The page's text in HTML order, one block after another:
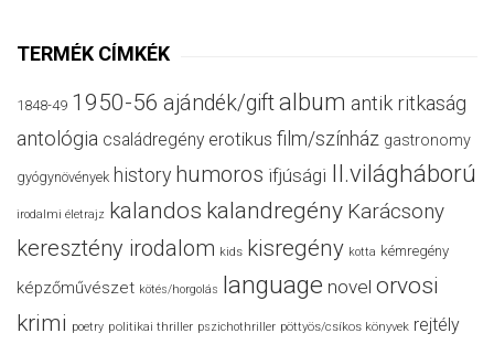
TERMÉK CÍMKÉK
1848-49 1950-56 ajándék/giftalbum antik ritkaság
antológia családregény erotikus film/színház gastronomy
gyógynövények history humoros ifjúsági II.világháború
irodalmi életrajz kalandos kalandregény Karácsony
keresztény irodalom kids kisregény kotta kémregény
képzőművészet kötés/horgolás language novel orvosi
krimi poetry politikai thriller pszichothriller pöttyös/csíkos könyvek rejtély